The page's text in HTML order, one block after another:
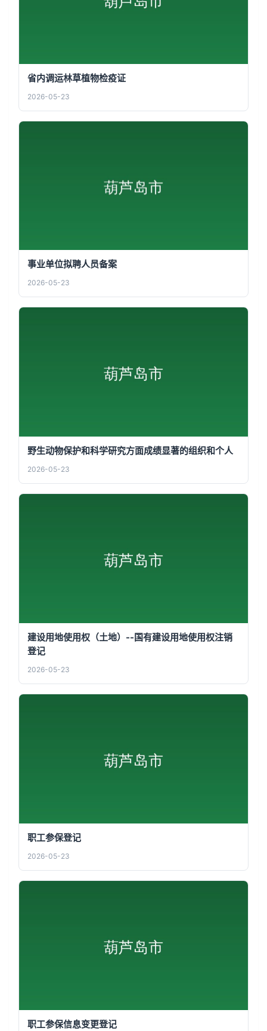
省内调运林草植物检疫证
2026-05-23
事业单位拟聘人员备案
2026-05-23
野生动物保护和科学研究方面成绩显著的组织和个人
2026-05-23
建设用地使用权（土地）--国有建设用地使用权注销
登记
2026-05-23
职工参保登记
2026-05-23
职工参保信息变更登记